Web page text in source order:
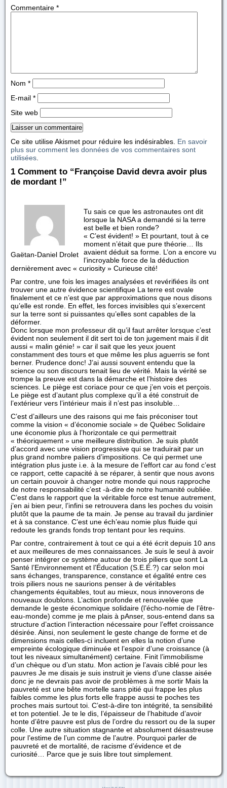
Commentaire *
Nom *
E-mail *
Site web
Ce site utilise Akismet pour réduire les indésirables. En savoir
plus sur comment les données de vos commentaires sont
utilisées
1 Comment to “Françoise David devra avoir plus
de mordant !”
Gaëtan-Daniel Drolet
Tu sais ce que les astronautes ont dit
lorsque la NASA a demandé si la terre
est belle et bien ronde?
« C’est évident! » Et pourtant, tout à ce
moment n’était que pure théorie… Ils
avaient déduit sa forme. L’on a encore vu
l’incroyable force de la déduction
dernièrement avec « curiosity » Curieuse cité!
Par contre, une fois les images analysées et revérifiées ils ont
trouver une autre évidence scientifique La terre est ovale
finalement et ce n’est que par approximations que nous disons
qu’elle est ronde. En effet, les forces invisibles qui s’exercent
sur la terre sont si puissantes qu’elles sont capables de la
déformer.
Donc lorsque mon professeur dit qu’il faut arrêter lorsque c’est
évident non seulement il dit sert toi de ton jugement mais il dit
aussi « malin génie! » car il sait que les yeux jouent
constamment des tours et que même les plus aguerris se font
berner. Prudence donc! J’ai aussi souvent entendu que la
science ou son discours tenait lieu de vérité. Mais la vérité se
trompe la preuve est dans la démarche et l’histoire des
sciences. Le piège est coriace pour ce que j’en vois et perçois.
Le piège est d’autant plus complexe qu’il a été construit de
l’extérieur vers l’intérieur mais il n’est pas insoluble…
C’est d’ailleurs une des raisons qui me fais préconiser tout
comme la vision « d’économie sociale » de Québec Solidaire
une économie plus à l’horizontale ce qui permettrait
« théoriquement » une meilleure distribution. Je suis plutôt
d’accord avec une vision progressive qui se traduirait par un
plus grand nombre paliers d’impositions. Ce qui permet une
intégration plus juste i.e. à la mesure de l’effort car au fond c’est
ce rapport, cette capacité à se réparer, à sentir que nous avons
un certain pouvoir à changer notre monde qui nous rapproche
de notre responsabilité c’est -à-dire de notre humanité oubliée.
C’est dans le rapport que la véritable force est tenue autrement,
j’en ai bien peur, l’infini se retrouvera dans les poches du voisin
plutôt que la paume de ta main. Je pense au travail du jardinier
et à sa constance. C’est une éch’eau nomie plus fluide qui
redoute les grands fonds trop tentant pour les requins.
Par contre, contrairement à tout ce qui a été écrit depuis 10 ans
et aux meilleures de mes connaissances. Je suis le seul à avoir
penser intégrer ce système autour de trois piliers que sont La
Santé l’Environnement et l’Éducation (S.E.É.?) car selon moi
sans échanges, transparence, constance et égalité entre ces
trois piliers nous ne saurions penser à de véritables
changements équitables, tout au mieux, nous innoverons de
nouveaux doublons. L’action profonde et renouvelée que
demande le geste économique solidaire (l’écho-nomie de l’être-
eau-monde) comme je me plais à pAnser, sous-entend dans sa
structure d’action l’interaction nécessaire pour l’effet croissance
désirée. Ainsi, non seulement le geste change de forme et de
dimensions mais celles-ci incluent en elles la notion d’une
empreinte écologique diminuée et l’espoir d’une croissance (à
tout les niveaux simultanément) certaine. Finit l’immobilisme
d’un chèque ou d’un statu. Mon action je l’avais ciblé pour les
pauvres Je me disais je suis instruit je viens d’une classe aisée
donc je ne devrais pas avoir de problèmes à me sortir Mais la
pauvreté est une bête mortelle sans pitié qui frappe les plus
faibles comme les plus forts elle frappe aussi te poches tes
proches mais surtout toi. C’est-à-dire ton intégrité, ta sensibilité
et ton potentiel. Je te le dis, l’épaisseur de l’habitude d’avoir
honte d’être pauvre est plus de l’ordre du ressort ou de la super
colle. Une autre situation stagnante et absolument désastreuse
pour l’estime de l’un comme de l’autre. Pourquoi parler de
pauvreté et de mortalité, de racisme d’évidence et de
curiosité… Parce que je suis libre tout simplement.